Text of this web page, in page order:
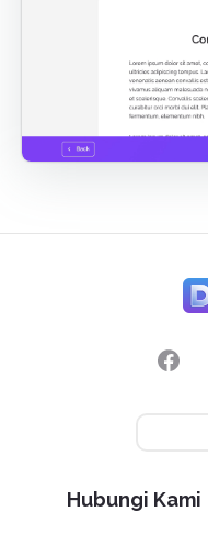
Hubungi Kami